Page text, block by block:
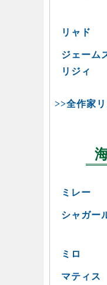
リャド
ジェーム
リジィ
>>全作家リ
ミレー
シャガー
ミロ
マティス